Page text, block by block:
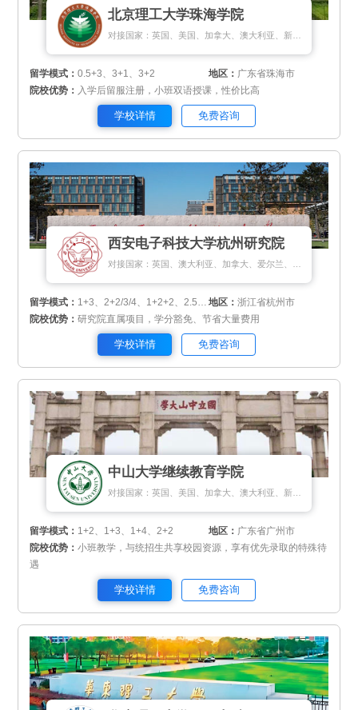
北京理工大学珠海学院
留学模式：0.5+3、3+1、3+2 地区： 广东省珠海市
院校优势： 入学后留服注册，小班双语授课，性价比高
学校详情 免费咨询
西安电子科技大学杭州研究院
留学模式： 1+3、2+2/3/4、1+2+2、2.5+1+0.5 地区：浙江省杭州市
院校优势：研究院直属项目，学分豁免、节省大量费用
学校详情 免费咨询
中山大学继续教育学院
留学模式： 1+2、1+3、1+4、2+2 地区： 广东省广州市
院校优势：小班教学，与统招生共享校园资源，享有优先录取的特殊待
遇
学校详情 免费咨询